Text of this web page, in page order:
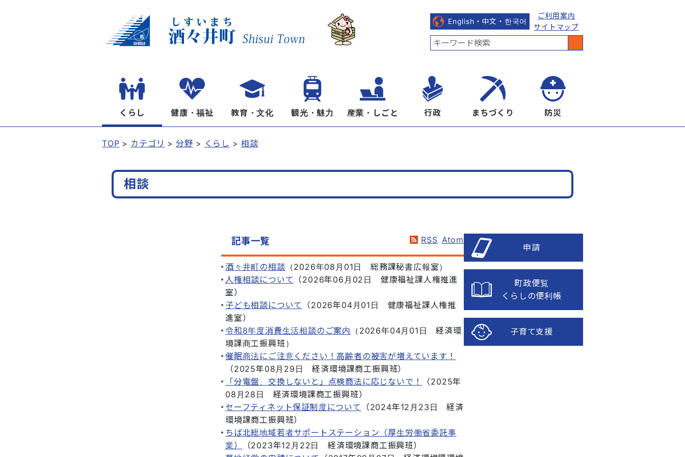
English・中文・한국어
ご利用案内
サイトマップ
くらし 健康・福祉 教育・文化 観光・魅力 産業・しごと 行政 まちづくり 防災
TOP カテゴリ 分野 くらし 相談
相談
記事一覧 RSS Atom
酒々井町の相談 （2026年08月01日 総務課秘書広報室）
人権相談について
（2026年06月02日
健康福祉課人権推進
室）
子ども相談について
（2026年04月01日
健康福祉課人権推
進室）
令和8年度消費生活相談のご案内 （ 2026年04月01日
経済環
境課商工振興班）
催眠商法にご注意ください！高齢者の被害が増えています！
（2025年08月29日 経済環境課商工振興班）
「分電盤、交換しないと」点検商法に応じないで！
（2025年
08月28日
経済環境課商工振興班）
セーフティネット保証制度について
（2024年12月23日
経済
環境課商工振興班）
ちば北総地域若者サポートステーション（厚生労働省委託事
業）
（2023年12月22日 経済環境課商工振興班）
申請
町政便覧
くらしの便利帳
子育て支援